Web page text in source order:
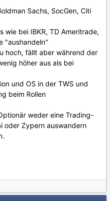
Sachs, SocGen, Citi
wie bei IBKR, TD Ameritrade,
"aushandeln"
hoch, fällt aber während der
höher aus als bei
und OS in der TWS und
beim Rollen
weder eine Trading-
oder Zypern auswandern